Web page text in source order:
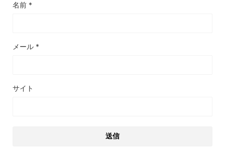
名前 *
メール *
サイト